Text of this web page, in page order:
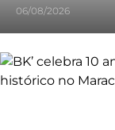
06/08/2026